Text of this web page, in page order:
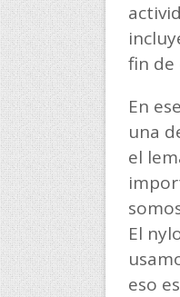
fin de
En
una
el
El
eso